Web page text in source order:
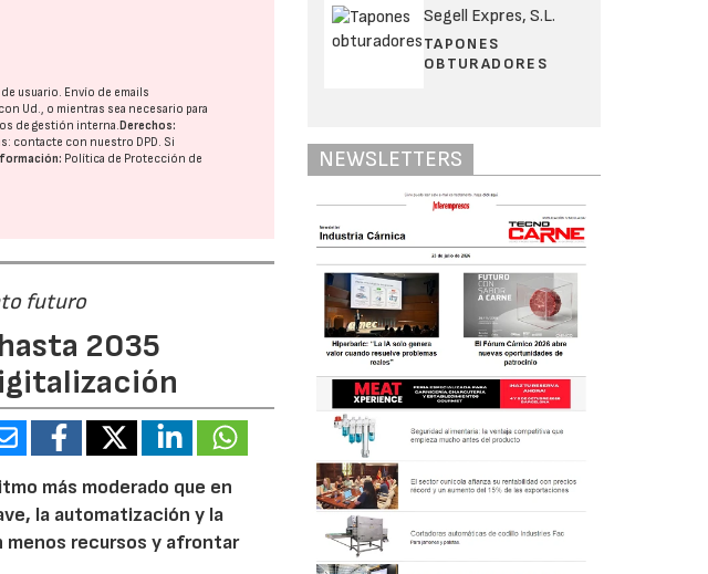
usuario. Envío de emails
Ud., o mientras sea necesario para
de gestión interna.Derechos:
contacte con nuestro DPD. Si
Política de Protección de
futuro
2035
más moderado que en
la automatización y la
menos recursos y afrontar
Segell Expres, S.L.
TAPONES
OBTURADORES
NEWSLETTERS